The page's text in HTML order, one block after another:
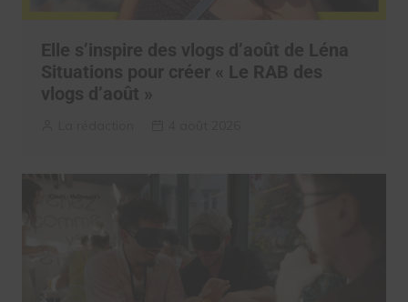
Elle s’inspire des vlogs d’août de Léna
Situations pour créer « Le RAB des
vlogs d’août »